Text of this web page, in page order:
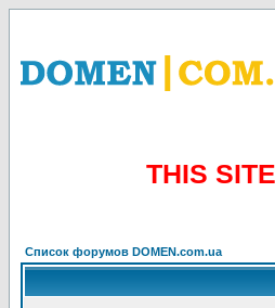
THIS
Список форумов DOMEN.com.ua